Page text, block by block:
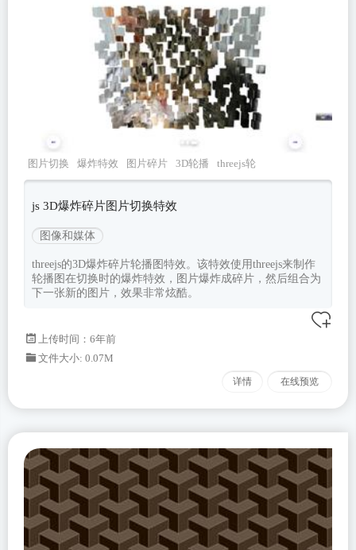
图片切换 爆炸特效 图片碎片 3D轮播
threejs轮
播插件
js 3D爆炸碎片图片切换特效
图像和媒体
threejs的3D爆炸碎片轮播图特效。该特效使用threejs来制作
轮播图在切换时的爆炸特效，图片爆炸成碎片，然后组合为
下一张新的图片，效果非常炫酷。
上传时间：6年前
文件大小: 0.07M
详情 在线预览